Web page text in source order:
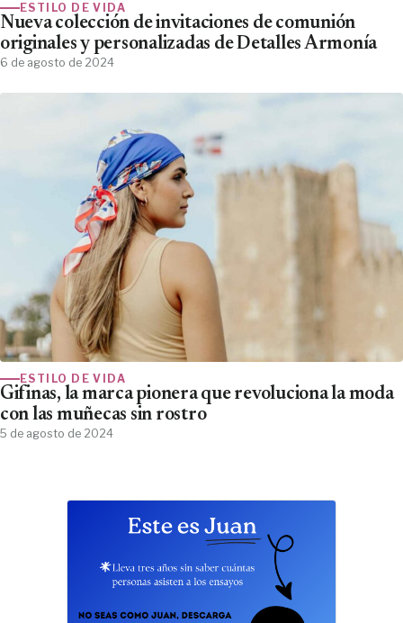
ESTILO DE VIDA
Nueva colección de invitaciones de comunión
originales y personalizadas de Detalles Armonía
6 de agosto de 2024
ESTILO DE VIDA
Gifinas, la marca pionera que revoluciona la moda
con las muñecas sin rostro
5 de agosto de 2024